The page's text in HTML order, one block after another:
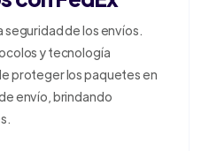
seguridad de los envíos.
y tecnología
proteger los paquetes en
envío, brindando